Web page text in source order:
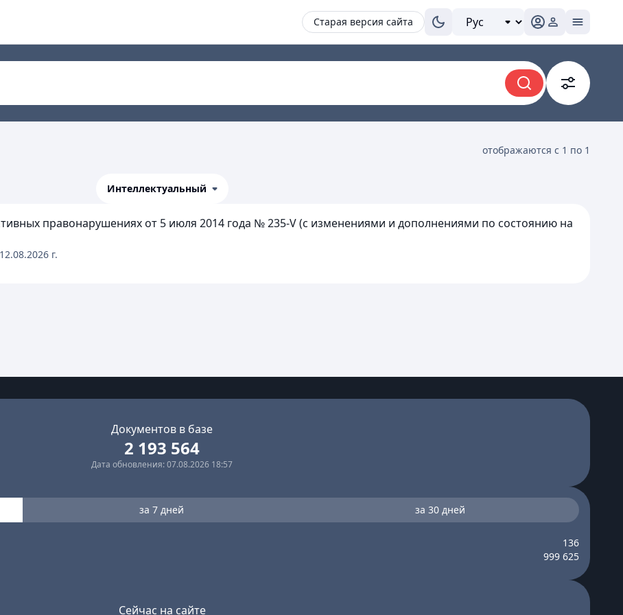
Старая версия сайта
отображаются с 1 по 1
Интеллектуальный
правонарушениях от 5 июля 2014 года № 235-V (с изменениями и дополнениями по состоянию на
12.08.2026 г.
Документов в базе
2 193 564
Дата обновления: 07.08.2026 18:57
за 7 дней за 30 дней
136
999 625
Сейчас на сайте